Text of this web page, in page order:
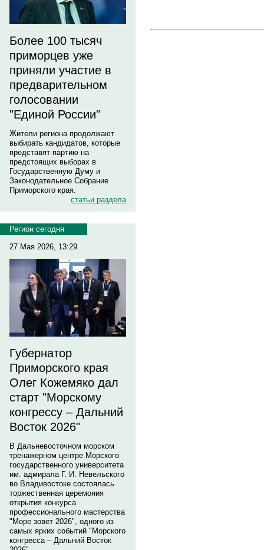
Более 100 тысяч
приморцев уже
приняли участие в
предварительном
голосовании
"Единой России"
Жители региона продолжают
выбирать кандидатов, которые
представят партию на
предстоящих выборах в
Государственную Думу и
Законодательное Собрание
Приморского края.
статьи раздела
Регион сегодня
27 Мая 2026, 13:29
Губернатор
Приморского края
Олег Кожемяко дал
старт "Морскому
конгрессу – Дальний
Восток 2026"
В Дальневосточном морском
тренажерном центре Морского
государственного университета
им. адмирала Г. И. Невельского
во Владивостоке состоялась
торжественная церемония
открытия конкурса
профессионального мастерства
"Море зовет 2026", одного из
самых ярких событий "Морского
конгресса – Дальний Восток